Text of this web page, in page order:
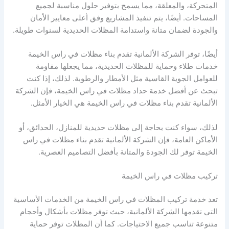
المتحركة، والمعلقة، مما يسمح بتوفير حلول مناسبة لجميع
المساحات. أيضًا، يتم تنفيذ المشاريع وفق أعلى معايير الأمان
والجودة لضمان متانة واستدامة المظلات الحديدية لسنوات طويلة.
أيضًا، توفر الشركة الألمانية تقدم بناء مظلات في راس الخيمة
خدمات طلاء وحماية للمظلات الحديدية، مما يجعلها مقاومة
للعوامل الجوية القاسية مثل الأمطار والرطوبة. لذلك، إذا كنت
تبحث عن أفضل خدمة حداد مظلات في راس الخيمة، فإن الشركة
الألمانية تقدم بناء مظلات في راس الخيمة هي الخيار الأمثل.
لذلك، سواء كنت بحاجة إلى مظلات حديدية للمنازل، الحدائق، أو
الأماكن العامة، فإن الشركة الألمانية تقدم بناء مظلات في راس
الخيمة توفر لك الجودة والمتانة بأفضل التصاميم العصرية.
تركيب مظلات في راس الخيمة
تعد خدمة تركيب المظلات في راس الخيمة من الخدمات الأساسية
التي تقدمها الشركة الألمانية، حيث توفر مظلات بأشكال وأحجام
متنوعة تناسب جميع الاحتياجات. كما أن المظلات توفر حماية